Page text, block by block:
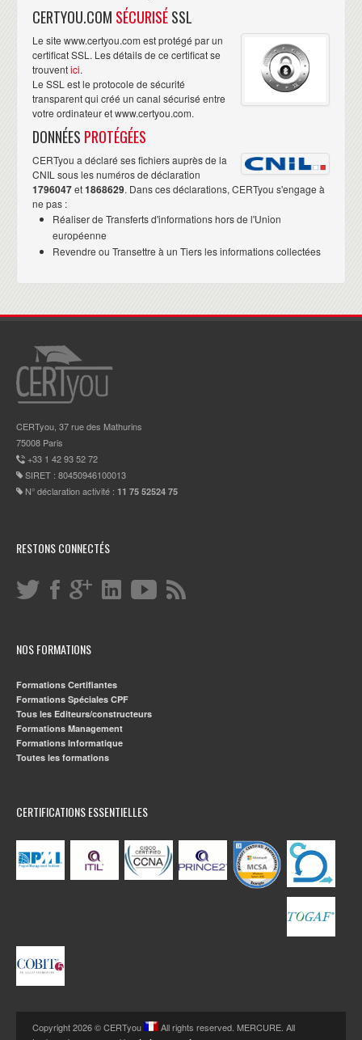
CERTYOU.COM SÉCURISÉSSL
Le site www.certyou.com est protégé par un
certificat SSL. Les détails de ce certificat se
trouventici.
Le SSL est le protocole de sécurité
transparent qui créé un canal sécurisé entre
votre ordinateur et www.certyou.com.
DONNÉES PROTÉGÉES
CERTyou a déclaré ses fichiers auprès de la
CNIL sous les numéros de déclaration
1796047et1868629. Dans ces déclarations, CERTyou s'engage à
ne pas :
Réaliser de Transferts d'informations hors de l'Union
européenne
Revendre ou Transettre à un Tiers les informations collectées
CERTyou, 37 rue des Mathurins
75008 Paris
+33 1 42 93 52 72
SIRET : 80450946100013
N° déclaration activité : 11 75 52524 75
RESTONS CONNECTÉS
NOS FORMATIONS
Formations Certifiantes
Formations Spéciales CPF
Tous les Editeurs/constructeurs
Formations Management
Formations Informatique
Toutes les formations
CERTIFICATIONS ESSENTIELLES
Copyright 2026 © CERTyou
All rights reserved. MERCURE. All